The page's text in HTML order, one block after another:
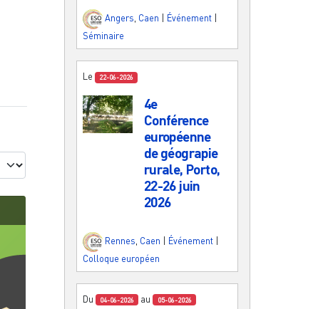
Angers, Caen Événement
Séminaire
Le 22-06-2026
4e
Conférence
européenne
de géograpie
rurale, Porto,
22-26 juin
2026
Rennes Caen Événement
Colloque européen
Du 04-06-2026 au 05-06-2026